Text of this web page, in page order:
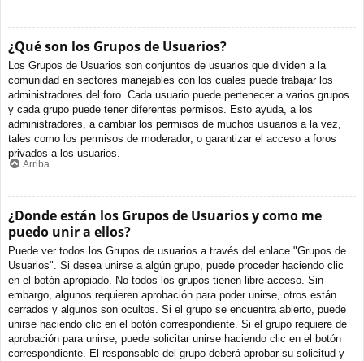
¿Qué son los Grupos de Usuarios?
Los Grupos de Usuarios son conjuntos de usuarios que dividen a la
comunidad en sectores manejables con los cuales puede trabajar los
administradores del foro. Cada usuario puede pertenecer a varios grupos
y cada grupo puede tener diferentes permisos. Esto ayuda, a los
administradores, a cambiar los permisos de muchos usuarios a la vez,
tales como los permisos de moderador, o garantizar el acceso a foros
privados a los usuarios.
Arriba
¿Donde están los Grupos de Usuarios y como me
puedo unir a ellos?
Puede ver todos los Grupos de usuarios a través del enlace "Grupos de
Usuarios". Si desea unirse a algún grupo, puede proceder haciendo clic
en el botón apropiado. No todos los grupos tienen libre acceso. Sin
embargo, algunos requieren aprobación para poder unirse, otros están
cerrados y algunos son ocultos. Si el grupo se encuentra abierto, puede
unirse haciendo clic en el botón correspondiente. Si el grupo requiere de
aprobación para unirse, puede solicitar unirse haciendo clic en el botón
correspondiente. El responsable del grupo deberá aprobar su solicitud y